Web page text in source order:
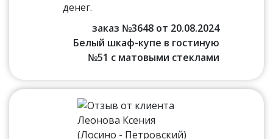
денег.
заказ №3648 от 20.08.2024
Белый шкаф-купе в гостиную
№51 с матовыми стеклами